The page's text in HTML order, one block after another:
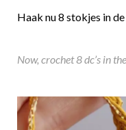
Haak nu 8 stokjes in
Now, crochet 8 dc’s in